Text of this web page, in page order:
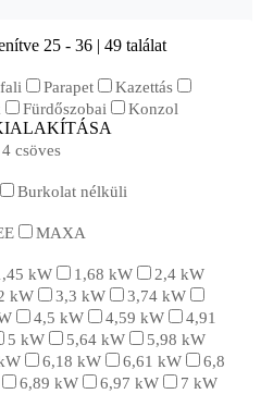
25 - 36 | 49 találat
Parapet
Kazettás
Fürdőszobai Konzol
4 csöves
Burkolat nélküli
MAXA
kW 1,68 kW
2,4 kW
kW 3,3 kW
3,74 kW
4,5 kW 4,59 kW
4,91
5 kW 5,64 kW
5,98 kW
6,18 kW 6,61 kW
6,8
6,89 kW 6,97 kW
7 kW